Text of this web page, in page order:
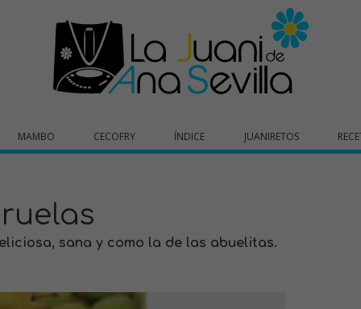
MAMBO CECOFRY ÍNDICE JUANIRETOS
sana y como la de las abuelitas.